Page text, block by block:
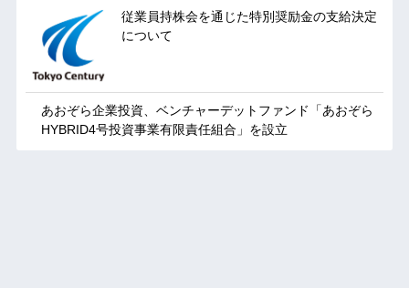
従業員持株会を通じた特別奨励金の支給決定
について
あおぞら企業投資、ベンチャーデットファンド「あおぞら
HYBRID4号投資事業有限責任組合」を設立